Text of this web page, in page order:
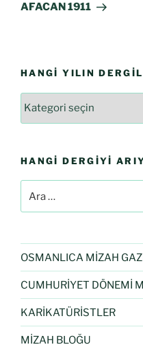
AFACAN 1911
HANGI YILIN
HANGI DERGIYI
OSMANLICA MİZAH
CUMHURİYET DÖNEMİ
KARİKATÜRİSTLER
MİZAH BLOĞU